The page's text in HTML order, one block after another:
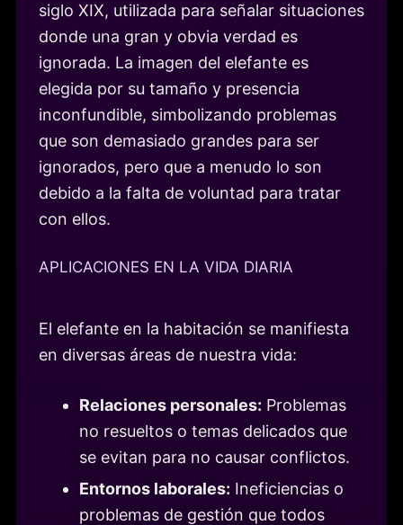
siglo XIX, utilizada para señalar situaciones
donde una gran y obvia verdad es
ignorada. La imagen del elefante es
elegida por su tamaño y presencia
inconfundible, simbolizando problemas
que son demasiado grandes para ser
ignorados, pero que a menudo lo son
debido a la falta de voluntad para tratar
con ellos.
APLICACIONES EN LA VIDA DIARIA
El elefante en la habitación se manifiesta
en diversas áreas de nuestra vida:
Relaciones personales: Problemas
no resueltos o temas delicados que
se evitan para no causar conflictos.
Entornos laborales: Ineficiencias o
problemas de gestión que todos